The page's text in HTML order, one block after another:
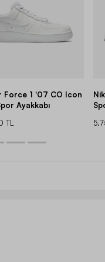
Force 1 '07 CO Icon
Ayakkabı
TL